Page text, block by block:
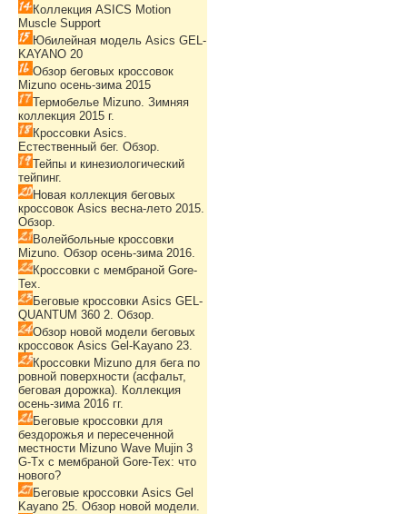
Коллекция ASICS Motion
Muscle Support
Юбилейная модель Asics GEL-
KAYANO 20
Обзор беговых кроссовок
Mizuno осень-зима 2015
Термобелье Mizuno. Зимняя
коллекция 2015 г.
Кроссовки Asics.
Естественный бег. Обзор.
Тейпы и кинезиологический
тейпинг.
Новая коллекция беговых
кроссовок Asics весна-лето 2015.
Обзор.
Волейбольные кроссовки
Mizuno. Обзор осень-зима 2016.
Кроссовки с мембраной Gore-
Tex.
Беговые кроссовки Asics GEL-
QUANTUM 360 2. Обзор.
Обзор новой модели беговых
кроссовок Asics Gel-Kayano 23.
Кроссовки Mizuno для бега по
ровной поверхности (асфальт,
беговая дорожка). Коллекция
осень-зима 2016 гг.
Беговые кроссовки для
бездорожья и пересеченной
местности Mizuno Wave Mujin 3
G-Tx с мембраной Gore-Tex: что
нового?
Беговые кроссовки Asics Gel
Kayano 25. Обзор новой модели.